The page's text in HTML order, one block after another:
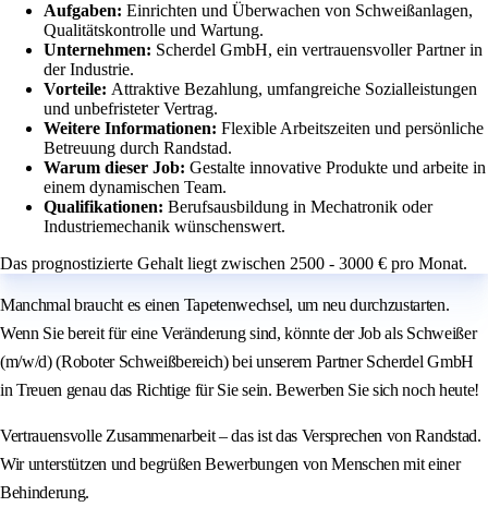
Aufgaben: Einrichten und Überwachen von Schweißanlagen,
Qualitätskontrolle und Wartung.
Unternehmen: Scherdel GmbH, ein vertrauensvoller Partner in
der Industrie.
Vorteile: Attraktive Bezahlung, umfangreiche Sozialleistungen
und unbefristeter Vertrag.
Weitere Informationen: Flexible Arbeitszeiten und persönliche
Betreuung durch Randstad.
Warum dieser Job: Gestalte innovative Produkte und arbeite in
einem dynamischen Team.
Qualifikationen: Berufsausbildung in Mechatronik oder
Industriemechanik wünschenswert.
Das prognostizierte Gehalt liegt zwischen 2500 - 3000 € pro Monat.
Manchmal braucht es einen Tapetenwechsel, um neu durchzustarten.
Wenn Sie bereit für eine Veränderung sind, könnte der Job als Schweißer
(m/w/d) (Roboter Schweißbereich) bei unserem Partner Scherdel GmbH
in Treuen genau das Richtige für Sie sein. Bewerben Sie sich noch heute!
Vertrauensvolle Zusammenarbeit – das ist das Versprechen von Randstad.
Wir unterstützen und begrüßen Bewerbungen von Menschen mit einer
Behinderung.